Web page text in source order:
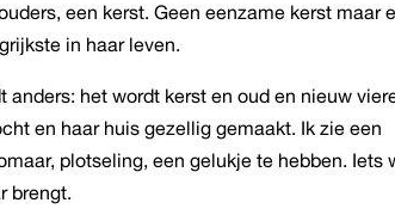
een kerst. Geen eenzame kerst maar
in haar leven.
het wordt kerst en oud en nieuw
en haar huis gezellig gemaakt. Ik zie een
plotseling, een gelukje te hebben. Iets
brengt.